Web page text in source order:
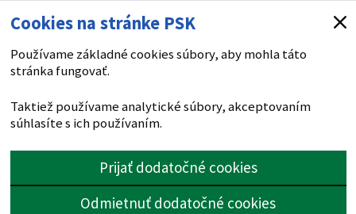
Cookies na stránke PSK
Používame základné cookies súbory, aby mohla táto
stránka fungovať.
Taktiež používame analytické súbory, akceptovaním
súhlasíte s ich používaním.
Prijať dodatočné cookies
Odmietnuť dodatočné cookies